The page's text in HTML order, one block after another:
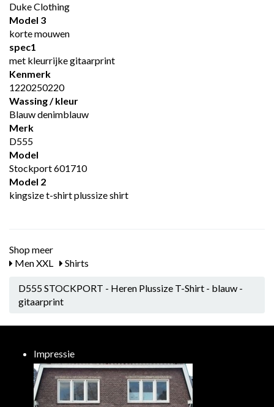
Duke Clothing
Model 3
korte mouwen
spec1
met kleurrijke gitaarprint
Kenmerk
1220250220
Wassing / kleur
Blauw denimblauw
Merk
D555
Model
Stockport 601710
Model 2
kingsize t-shirt plussize shirt
Shop meer
Men XXL
Shirts
D555 STOCKPORT - Heren Plussize T-Shirt - blauw -
gitaarprint
Impressie